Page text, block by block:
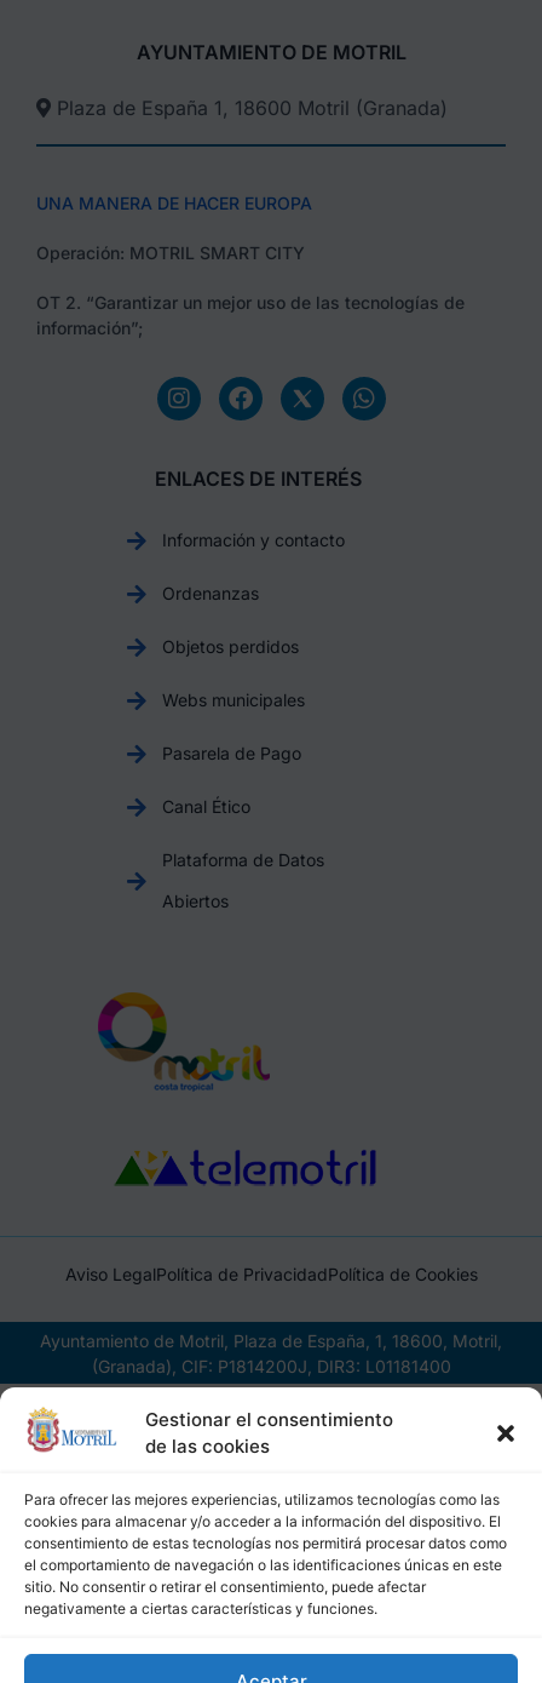
Gestionar el consentimiento
de las cookies
Para ofrecer las mejores experiencias, utilizamos tecnologías como las
cookies para almacenar y/o acceder a la información del dispositivo. El
consentimiento de estas tecnologías nos permitirá procesar datos como
el comportamiento de navegación o las identificaciones únicas en este
sitio. No consentir o retirar el consentimiento, puede afectar
negativamente a ciertas características y funciones.
AYUNTAMIENTO DE MOTRIL
Plaza de España 1, 18600 Motril (Granada)​
UNA MANERA DE HACER EUROPA
Operación: MOTRIL SMART CITY
OT 2. “Garantizar un mejor uso de las tecnologías de
información”;
ENLACES DE INTERÉS
Información y contacto
Ordenanzas
Objetos perdidos
Webs municipales
Pasarela de Pago
Canal Ético
Plataforma de Datos
Abiertos
Aviso LegalPolítica de PrivacidadPolítica de Cookies
Ayuntamiento de Motril, Plaza de España, 1, 18600, Motril,
(Granada), CIF: P1814200J, DIR3: L01181400